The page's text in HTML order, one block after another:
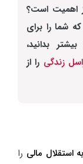
اهمیت است؟
شما را برای
بدانید،
زندگی را از
استقلال مالی را